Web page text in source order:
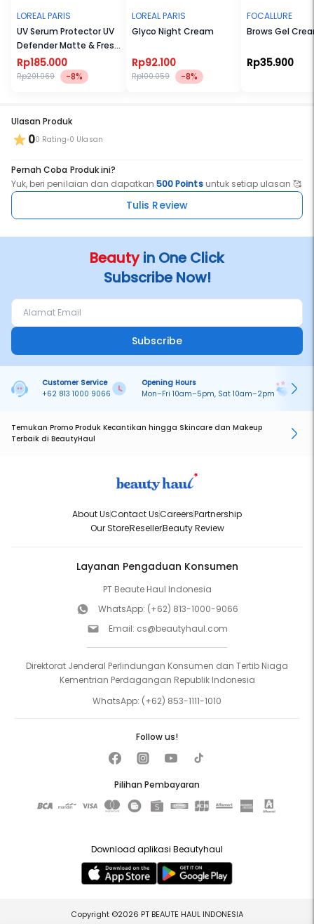
LOREAL PARIS
UV Serum Protector UV
Defender Matte & Fresh
SPF50+ / PA++++ 50ml
Rp185.000
Rp201.069 -8%
LOREAL PARIS
Glyco Night Cream
Rp92.100
Rp100.059 -8%
FOCALLURE
Brows Gel
Rp35.900
Ulasan Produk
00 Rating 0 Ulasan
Pernah Coba Produk ini?
Yuk, beri penilaian dan dapatkan500 Pointsuntuk setiap ulasan 🥰
Tulis Review
Beautyin One Click
Subscribe Now!
Subscribe
Customer Service
+62 813 1000 9066
Opening Hours
Mon–Fri 10am–5pm, Sat 10am–2pm
Temukan Promo Produk Kecantikan hingga Skincare dan Makeup
Terbaik di BeautyHaul
About UsContact UsCareersPartnership
Our StoreResellerBeauty Review
Layanan Pengaduan Konsumen
PT Beaute Haul Indonesia
WhatsApp: (+62) 813-1000-9066
Email: cs@beautyhaul.com
Direktorat Jenderal Perlindungan Konsumen dan Tertib Niaga
Kementrian Perdagangan Republik Indonesia
WhatsApp: (+62) 853-1111-1010
Pilihan Pembayaran
Follow us!
Download aplikasi Beautyhaul
Copyright ©2026 PT BEAUTE HAUL INDONESIA